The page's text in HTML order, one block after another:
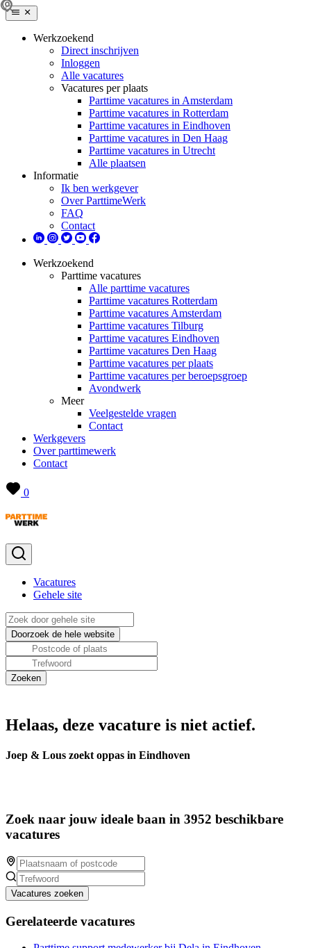
Werkzoekend
Direct inschrijven
Inloggen
Alle vacatures
Vacatures per plaats
Parttime vacatures in Amsterdam
Parttime vacatures in Rotterdam
Parttime vacatures in Eindhoven
Parttime vacatures in Den Haag
Parttime vacatures in Utrecht
Alle plaatsen
Informatie
Ik ben werkgever
Over ParttimeWerk
FAQ
Contact
Werkzoekend
Parttime vacatures
Alle parttime vacatures
Parttime vacatures Rotterdam
Parttime vacatures Amsterdam
Parttime vacatures Tilburg
Parttime vacatures Eindhoven
Parttime vacatures Den Haag
Parttime vacatures per plaats
Parttime vacatures per beroepsgroep
Avondwerk
Meer
Veelgestelde vragen
Contact
Werkgevers
Over parttimewerk
Contact
0
Vacatures
Gehele site
Helaas, deze vacature is niet actief.
Joep & Lous zoekt oppas in Eindhoven
Zoek naar jouw ideale baan in 3952 beschikbare
vacatures
Vacatures zoeken
Gerelateerde vacatures